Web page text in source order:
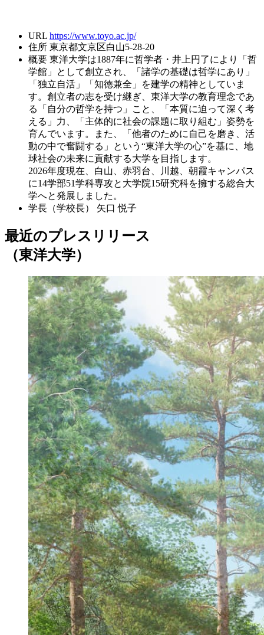
URL https://www.toyo.ac.jp/
住所 東京都文京区白山5-28-20
概要 東洋大学は1887年に哲学者・井上円了により「哲
学館」として創立され、「諸学の基礎は哲学にあり」
「独立自活」「知徳兼全」を建学の精神としていま
す。創立者の志を受け継ぎ、東洋大学の教育理念であ
る「自分の哲学を持つ」こと、「本質に迫って深く考
える」力、「主体的に社会の課題に取り組む」姿勢を
育んでいます。また、「他者のために自己を磨き、活
動の中で奮闘する」という“東洋大学の心”を基に、地
球社会の未来に貢献する大学を目指します。
2026年度現在、白山、赤羽台、川越、朝霞キャンパス
に14学部51学科専攻と大学院15研究科を擁する総合大
学へと発展しました。
学長（学校長）
矢口 悦子
最近のプレスリリース
（東洋大学）